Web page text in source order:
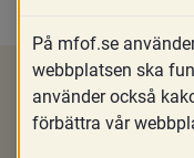
Om MFoF
På mfof.se
webbplatsen ska
använder också
förbättra vår